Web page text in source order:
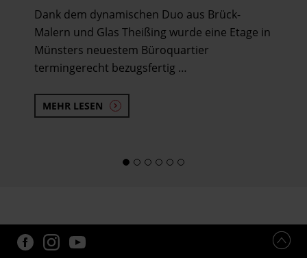
Dank dem dynamischen Duo aus Brück-
Malern und Glas Theißing wurde eine Etage in
Münsters neuestem Büroquartier
termingerecht bezugsfertig …
MEHR LESEN